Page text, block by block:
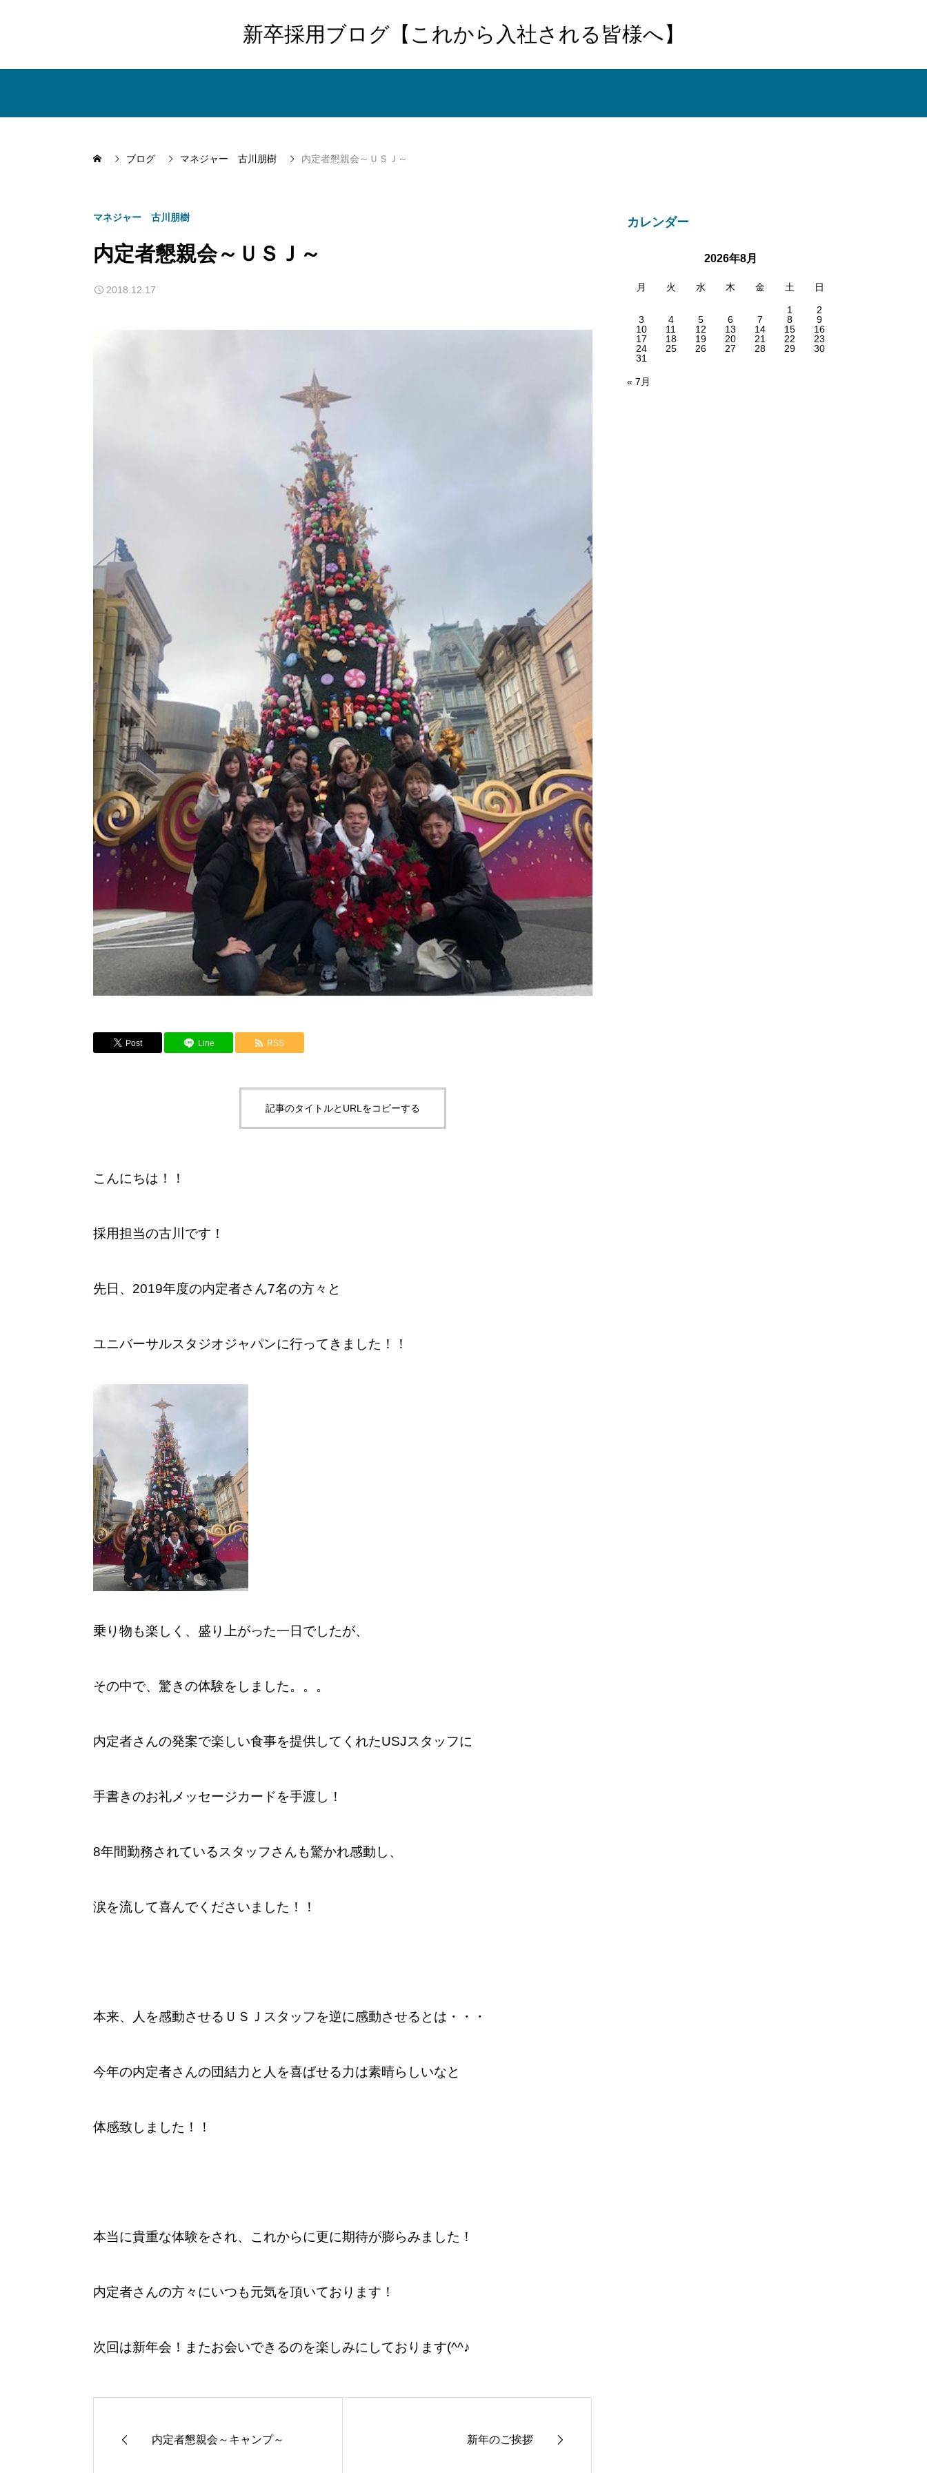
新卒採用ブログ【これから入社される皆様へ】
ブログ マネジャー 古川朋樹 内定者懇親会～ＵＳＪ～
マネジャー 古川朋樹
内定者懇親会～ＵＳＪ～
2018.12.17
Post Line RSS
記事のタイトルとURLをコピーする
こんにちは！！
採用担当の古川です！
先日、2019年度の内定者さん7名の方々と
ユニバーサルスタジオジャパンに行ってきました！！
乗り物も楽しく、盛り上がった一日でしたが、
その中で、驚きの体験をしました。。。
内定者さんの発案で楽しい食事を提供してくれたUSJスタッフに
手書きのお礼メッセージカードを手渡し！
8年間勤務されているスタッフさんも驚かれ感動し、
涙を流して喜んでくださいました！！
本来、人を感動させるＵＳＪスタッフを逆に感動させるとは・・・
今年の内定者さんの団結力と人を喜ばせる力は素晴らしいなと
体感致しました！！
本当に貴重な体験をされ、これからに更に期待が膨らみました！
内定者さんの方々にいつも元気を頂いております！
次回は新年会！またお会いできるのを楽しみにしております(^^♪
内定者懇親会～キャンプ～ 新年のご挨拶
カレンダー
2026年8月
月 火 水 木 金 土 日
1
2
3
4 5 6 7 8
9
10
11 12 13 14 15
16
17
18 19 20 21 22
23
24
25 26 27 28 29
30
31
« 7月